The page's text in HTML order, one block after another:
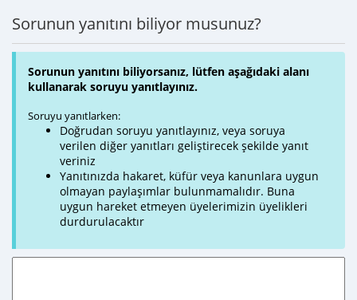
Sorunun yanıtını biliyor musunuz?
Sorunun yanıtını biliyorsanız, lütfen aşağıdaki alanı
kullanarak soruyu yanıtlayınız.
Soruyu yanıtlarken:
Doğrudan soruyu yanıtlayınız, veya soruya
verilen diğer yanıtları geliştirecek şekilde yanıt
veriniz
Yanıtınızda hakaret, küfür veya kanunlara uygun
olmayan paylaşımlar bulunmamalıdır. Buna
uygun hareket etmeyen üyelerimizin üyelikleri
durdurulacaktır